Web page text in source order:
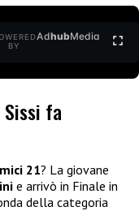
BY
AdhubMedia
fa
21? La giovane
e arrivò in Finale in
della categoria